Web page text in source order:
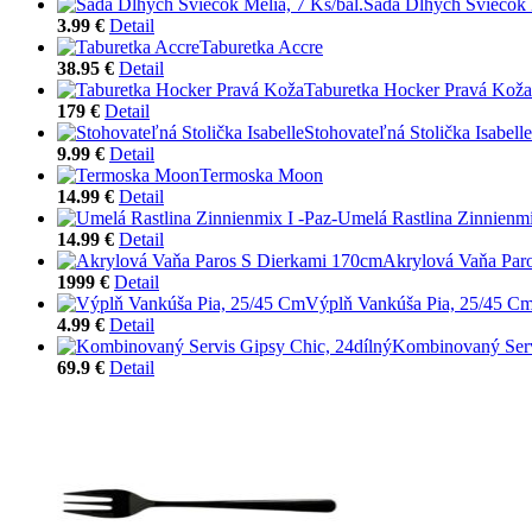
3.99 € Detail
Taburetka Accre
38.95 € Detail
Taburetka Hocker Pravá Koža
179 € Detail
Stohovateľná Stolička Isabelle
9.99 € Detail
Termoska Moon
14.99 € Detail
Umelá Rastlina
14.99 € Detail
Akrylová Vaňa
1999 € Detail
Výplň Vankúša Pia, 25/45
4.99 € Detail
Kombinovaný
69.9 € Detail